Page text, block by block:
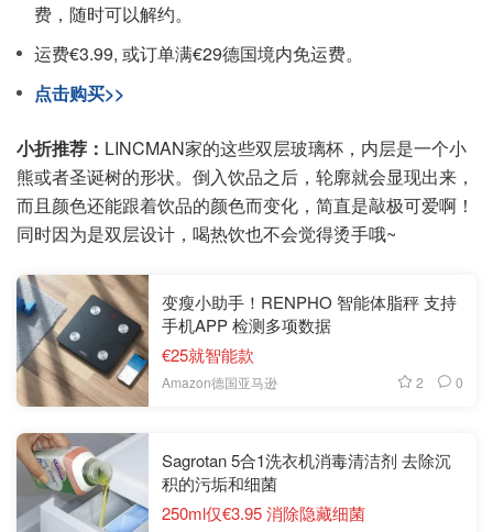
费，随时可以解约。
运费€3.99, 或订单满€29德国境内免运费。
点击购买>>
小折推荐： LINCMAN家的这些双层玻璃杯，内层是一个小
熊或者圣诞树的形状。倒入饮品之后，轮廓就会显现出来，
而且颜色还能跟着饮品的颜色而变化，简直是敲极可爱啊！
同时因为是双层设计，喝热饮也不会觉得烫手哦~
变瘦小助手！RENPHO 智能体脂秤 支持
手机APP 检测多项数据
€25就智能款
Amazon德国亚马逊 2 0
Sagrotan 5合1洗衣机消毒清洁剂 去除沉
积的污垢和细菌
250ml仅€3.95 消除隐藏细菌